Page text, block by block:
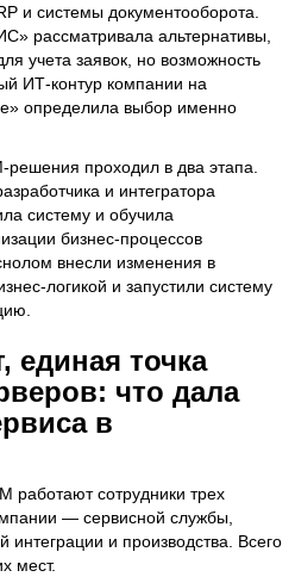
и системы документооборота.
рассматривала альтернативы,
учета заявок, но возможность
ИТ-контур компании на
определила выбор именно
проходил в два этапа.
и интегратора
систему и обучила
бизнес-процессов
внесли изменения в
логикой и запустили систему
единая точка
что дала
в
работают сотрудники трех
— сервисной службы,
интеграции и производства. Всего
мест.